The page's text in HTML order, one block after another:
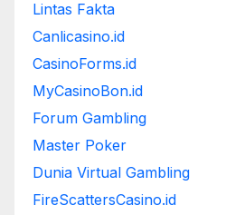
Lintas Fakta
Canlicasino.id
CasinoForms.id
MyCasinoBon.id
Forum Gambling
Master Poker
Dunia Virtual Gambling
FireScattersCasino.id